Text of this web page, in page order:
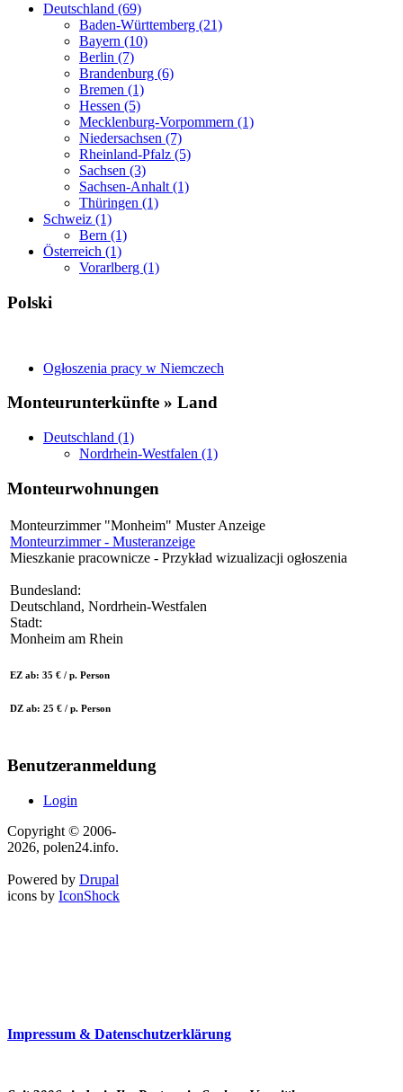
Deutschland (69)
Baden-Württemberg (21)
Bayern (10)
Berlin (7)
Brandenburg (6)
Bremen (1)
Hessen (5)
Mecklenburg-Vorpommern (1)
Niedersachsen (7)
Rheinland-Pfalz (5)
Sachsen (3)
Sachsen-Anhalt (1)
Thüringen (1)
Schweiz (1)
Bern (1)
Österreich (1)
Vorarlberg (1)
Polski
Ogłoszenia pracy w Niemczech
Monteurunterkünfte » Land
Deutschland (1)
Nordrhein-Westfalen (1)
Monteurwohnungen
Monteurzimmer "Monheim" Muster Anzeige
Monteurzimmer - Musteranzeige
Mieszkanie pracownicze - Przykład wizualizacji ogłoszenia
Bundesland:
Deutschland, Nordrhein-Westfalen
Stadt:
Monheim am Rhein
EZ ab: 35 € / p. Person
DZ ab: 25 € / p. Person
Benutzeranmeldung
Login
Copyright © 2006-
2026, polen24.info.
Powered by Drupal
icons by IconShock
Impressum & Datenschutzerklärung